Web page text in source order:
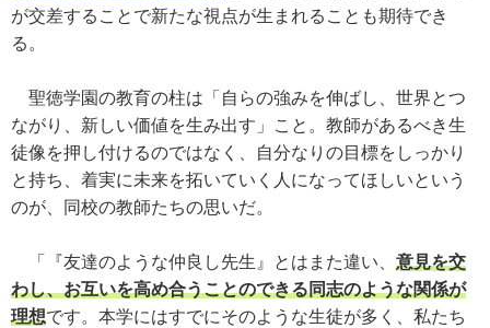
が交差することで新たな視点が生まれることも期待でき
る。
聖徳学園の教育の柱は「自らの強みを伸ばし、世界とつ
ながり、新しい価値を生み出す」こと。教師があるべき生
徒像を押し付けるのではなく、自分なりの目標をしっかり
と持ち、着実に未来を拓いていく人になってほしいという
のが、同校の教師たちの思いだ。
「『友達のような仲良し先生』とはまた違い、 意見を交
わし、お互いを高め合うことのできる同志のような関係が
理想です。本学にはすでにそのような生徒が多く、私たち